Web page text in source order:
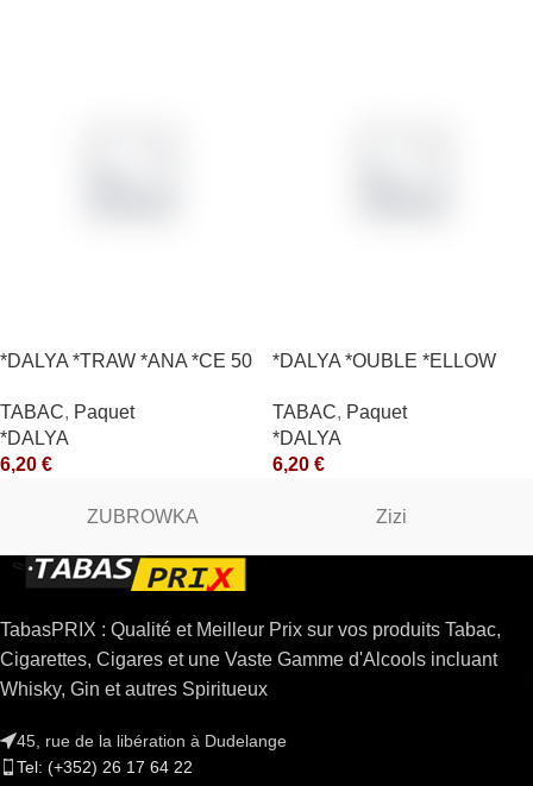
*DALYA *TRAW *ANA *CE 50
TABAC, Paquet
*DALYA
6,20 €
*DALYA *OUBLE *ELLOW
TABAC, Paquet
*DALYA
6,20 €
ZUBROWKA Zizi
TabasPRIX : Qualité et Meilleur Prix sur vos produits Tabac,
Cigarettes, Cigares et une Vaste Gamme d'Alcools incluant
Whisky, Gin et autres Spiritueux
45, rue de la libération à Dudelange
Tel: (+352) 26 17 64 22